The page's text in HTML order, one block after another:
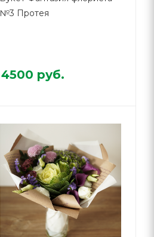
№3 Протея
4500 руб.